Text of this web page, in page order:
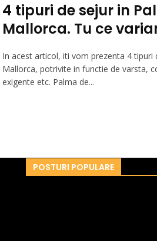
4 tipuri de sejur in
Mallorca. Tu ce
In acest articol, iti vom prezenta 4 tipuri
Mallorca, potrivite in functie de varsta,
exigente etc. Palma de...
POSTURI POPULARE